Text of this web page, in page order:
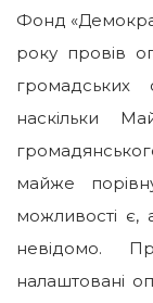
Фонд
року провів
громадських
наскільки
майже
можливості є,
невідомо.
налаштовані